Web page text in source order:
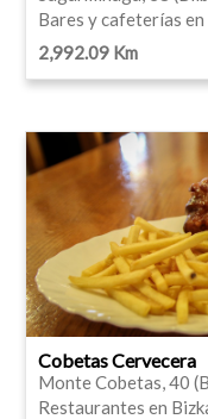
Bares y cafeterías en
2,992.09 Km
Cobetas Cervecera
Monte Cobetas, 40
Restaurantes en